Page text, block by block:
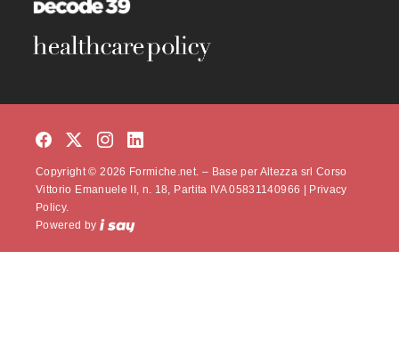
Copyright © 2026 Formiche.net. – Base per Altezza srl Corso
Vittorio Emanuele II, n. 18, Partita IVA 05831140966 | Privacy
Policy.
Powered by